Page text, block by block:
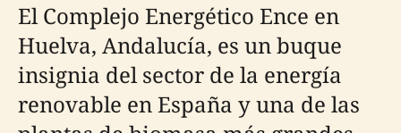
El Complejo Energético Ence en
Huelva, Andalucía, es un buque
insignia del sector de la energía
renovable en España y una de las